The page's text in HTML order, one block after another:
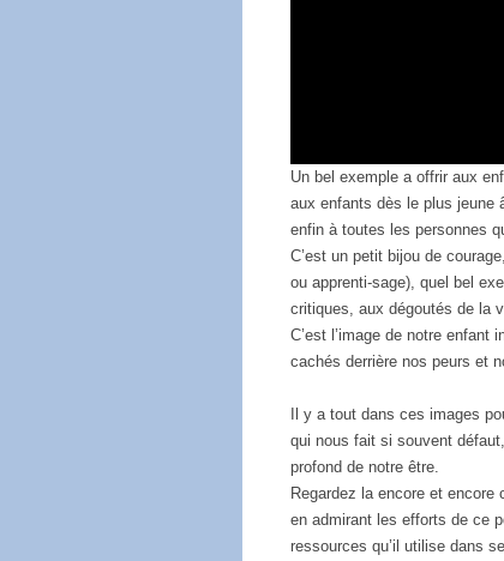
Un bel exemple a offrir aux
aux enfants dès le plus jeune
enfin à toutes les personnes
C’est un petit bijou de
ou apprenti-sage), quel bel
critiques, aux dégoutés de la
C’est l’image de notre enfant
cachés derrière nos peurs et
Il y a tout dans ces images
qui nous fait si souvent
profond de notre être.
Regardez la encore et
en admirant les efforts de ce
ressources qu’il utilise dans